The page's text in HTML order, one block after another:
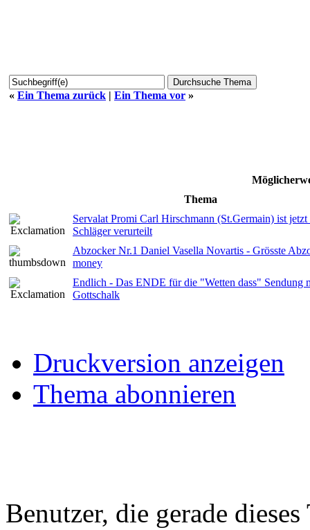
« Ein Thema zurück | Ein Thema vor »
Thema
Servalat Promi Carl Hirschmann (St.Germain) ist jetzt
Schläger verurteilt
Abzocker Nr.1 Daniel Vasella Novartis - Grösste
money
Endlich - Das ENDE für die "Wetten dass" Sendung
Gottschalk
Druckversion anzeigen
Thema abonnieren
Benutzer, die gerade